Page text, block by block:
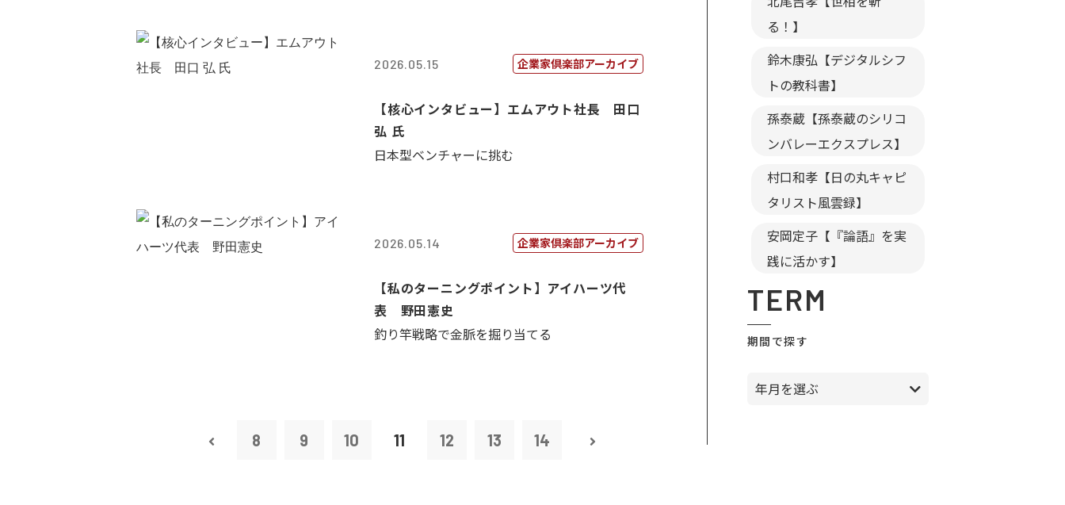
2026.05.15 企業家倶楽部アーカイブ
【核心インタビュー】エムアウト社長 田口
弘 氏
日本型ベンチャーに挑む
2026.05.14 企業家倶楽部アーカイブ
【私のターニングポイント】アイハーツ代
表 野田憲史
釣り竿戦略で金脈を掘り当てる
8 9 10 11 12 13 14
る！】
鈴木康弘【デジタルシフ
トの教科書】
孫泰蔵【孫泰蔵のシリコ
ンバレーエクスプレス】
村口和孝【日の丸キャピ
タリスト風雲録】
安岡定子【『論語』を実
践に活かす】
TERM
期間で探す
年月を選ぶ